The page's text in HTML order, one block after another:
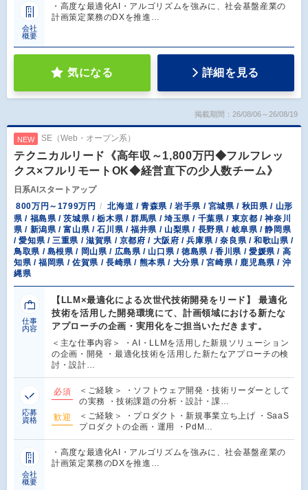
会社
概要
・高度な最適化AI・アルゴリズムを強みに、社会基盤産業の
計画策定業務のDXを推進…
気になる 詳細を見る
掲載期間：26/08/06～26/08/19
NEW SE（Web・オープン系）
テクニカルリード《高年収～1,800万円◆フルフレッ
クス×フルリモートOK◆経営直下の少人数チーム》
日系AIスタートアップ
800万円～1799万円
北海道 / 青森県 / 岩手県 / 宮城県 / 秋田県 / 山形
県 / 福島県 / 茨城県 / 栃木県 / 群馬県 / 埼玉県 / 千葉県 / 東京都 / 神奈川
県 / 新潟県 / 富山県 / 石川県 / 福井県 / 山梨県 / 長野県 / 岐阜県 / 静岡県
/ 愛知県 / 三重県 / 滋賀県 / 京都府 / 大阪府 / 兵庫県 / 奈良県 / 和歌山県 /
鳥取県 / 島根県 / 岡山県 / 広島県 / 山口県 / 徳島県 / 香川県 / 愛媛県 / 高
知県 / 福岡県 / 佐賀県 / 長崎県 / 熊本県 / 大分県 / 宮崎県 / 鹿児島県 / 沖
縄県
仕事
内容
【LLM×最適化による次世代技術開発をリード】 最適化
技術を活用した開発環境にて、計画領域における新たな
アプローチの企画・実用化をご担当いただきます。
＜主な仕事内容＞ ・AI・LLMを活用した新規ソリューション
の企画・開発 ・最適化技術を活用した新たなアプローチの検
討・設計…
応募
資格
必須
＜ご経験＞ ・ソフトウェア開発・技術リーダーとして
の実務 ・技術課題の分析・設計・課…
歓迎
＜ご経験＞ ・プロダクト・新規事業立ち上げ ・SaaS
プロダクトの企画・運用 ・PdM…
会社
概要
・高度な最適化AI・アルゴリズムを強みに、社会基盤産業の
計画策定業務のDXを推進…